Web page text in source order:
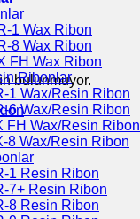
bulunmuyor.
1 Wax Ribon
8 Wax Ribon
FH Wax Ribon
Ribonlar
1 Wax/Resin Ribon
6 Wax/Resin Ribon
FH Wax/Resin Ribon
8 Wax/Resin Ribon
1 Resin Ribon
7+ Resin Ribon
8 Resin Ribon